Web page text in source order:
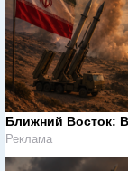
Ближний Восток:
Реклама